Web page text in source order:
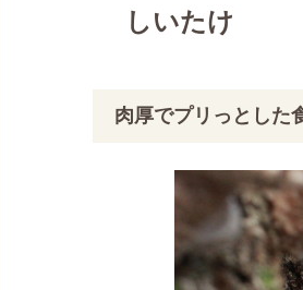
しいたけ
肉厚でプリっとした